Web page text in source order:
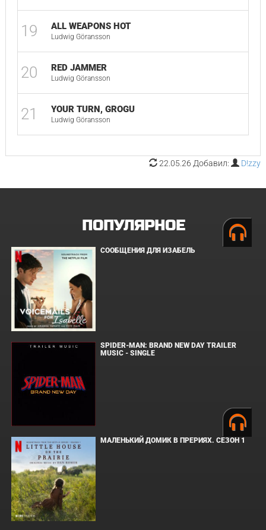
19 ALL WEAPONS HOT
Ludwig Göransson
20 RED JAMMER
Ludwig Göransson
21 YOUR TURN, GROGU
Ludwig Göransson
22.05.26 Добавил: D!zzy
ПОПУЛЯРНОЕ
СООБЩЕНИЯ ДЛЯ ИЗАБЕЛЬ
SPIDER-MAN: BRAND NEW DAY TRAILER
MUSIC - SINGLE
МАЛЕНЬКИЙ ДОМИК В ПРЕРИЯХ. СЕЗОН 1